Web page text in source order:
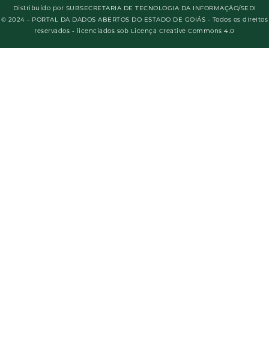
Distribuído por SUBSECRETARIA DE TECNOLOGIA DA INFORMAÇÃO/SEDI
© 2024 - PORTAL DA DADOS ABERTOS DO ESTADO DE GOIÁS - Todos os direitos
reservados - licenciados sob Licença Creative Commons 4.0